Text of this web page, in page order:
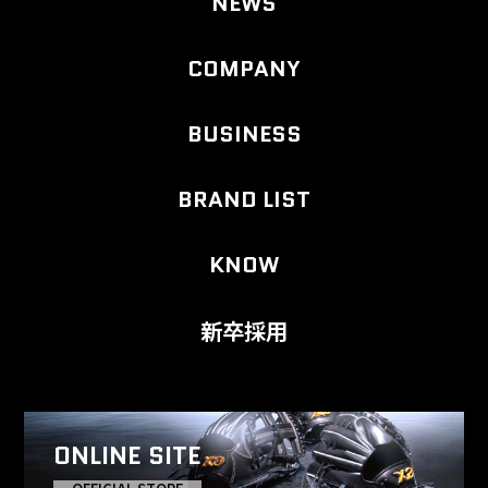
COMPANY
BUSINESS
BRAND LIST
KNOW
新卒採用
ONLINE SITE